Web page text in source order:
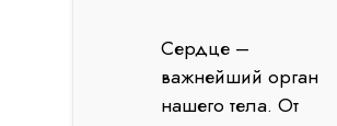
Сердце –
важнейший орган
нашего тела. От